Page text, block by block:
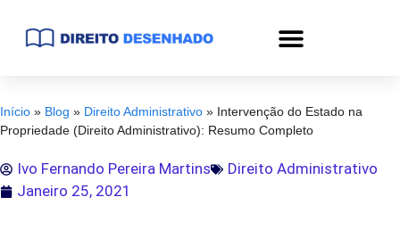
Início » Blog » Direito Administrativo » Intervenção do Estado na
Propriedade (Direito Administrativo): Resumo Completo
Ivo Fernando Pereira Martins
Direito Administrativo
Janeiro 25, 2021